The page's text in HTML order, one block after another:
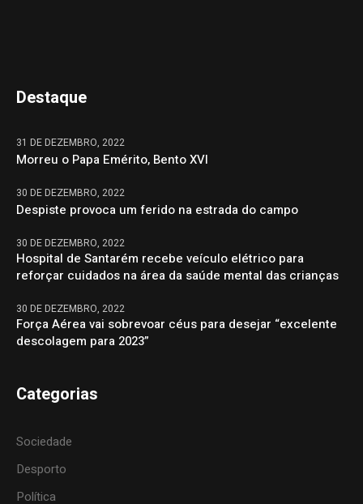
Destaque
31 DE DEZEMBRO, 2022
Morreu o Papa Emérito, Bento XVI
30 DE DEZEMBRO, 2022
Despiste provoca um ferido na estrada do campo
30 DE DEZEMBRO, 2022
Hospital de Santarém recebe veículo elétrico para
reforçar cuidados na área da saúde mental das crianças
30 DE DEZEMBRO, 2022
Força Aérea vai sobrevoar céus para desejar “excelente
descolagem para 2023”
Categorias
Sociedade
Desporto
Política